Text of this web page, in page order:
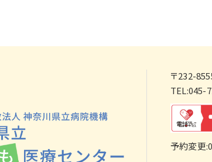
〒232-
TEL:045-
予約変更